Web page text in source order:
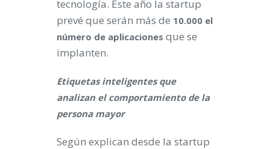
tecnología. Este año la startup
prevé que serán más de 10.000 el
número de aplicaciones que se
implanten.
Etiquetas inteligentes que
analizan el comportamiento de la
persona mayor
Según explican desde la startup